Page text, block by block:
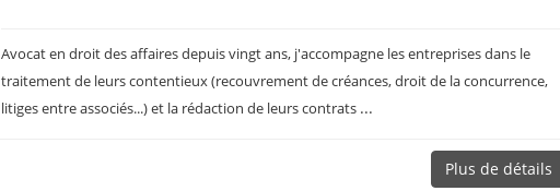
Avocat en droit des affaires depuis vingt ans, j'accompagne les entreprises dans le
traitement de leurs contentieux (recouvrement de créances, droit de la concurrence,
litiges entre associés...) et la rédaction de leurs contrats ...
Plus de détails